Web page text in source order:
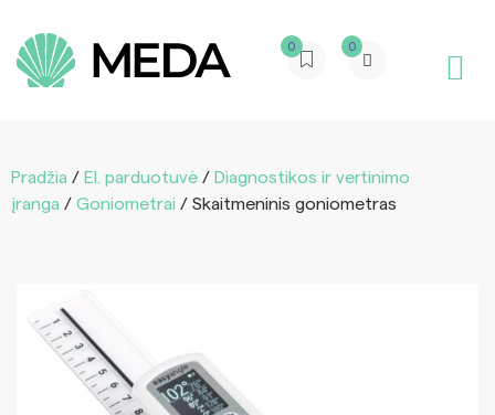
0 0
Pradžia / El. parduotuvė / Diagnostikos ir vertinimo
įranga / Goniometrai / Skaitmeninis goniometras